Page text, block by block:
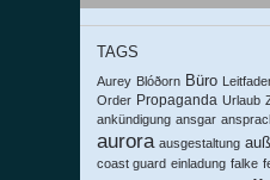
TAGS
Aurey Blóðorn Büro
Order Propaganda Urlaub
ankündigung ansgar
aurora ausgestaltung
coast guard einladung falke